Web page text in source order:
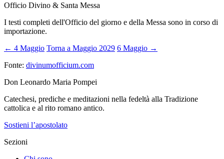
Officio Divino & Santa Messa
I testi completi dell'Officio del giorno e della Messa sono in corso di
importazione.
← 4 Maggio Torna a Maggio 2029 6 Maggio →
Fonte: divinumofficium.com
Don Leonardo Maria Pompei
Catechesi, prediche e meditazioni nella fedeltà alla Tradizione
cattolica e al rito romano antico.
Sostieni l’apostolato
Sezioni